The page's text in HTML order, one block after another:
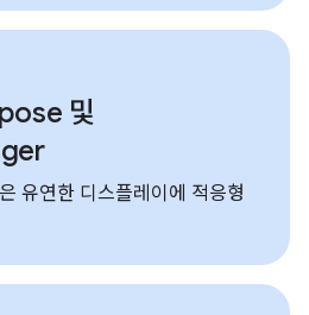
및
유연한 디스플레이에 적응형